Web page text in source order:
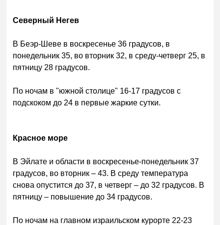
Северный Негев
В Беэр-Шеве в воскресенье 36 градусов, в
понедельник 35, во вторник 32, в среду-четверг 25, в
пятницу 28 градусов.
По ночам в "южной столице" 16-17 градусов с
подскоком до 24 в первые жаркие сутки.
Красное море
В Эйлате и области в воскресенье-понедельник 37
градусов, во вторник – 43. В среду температура
снова опустится до 37, в четверг – до 32 градусов. В
пятницу – повышение до 34 градусов.
По ночам на главном израильском курорте 22-23